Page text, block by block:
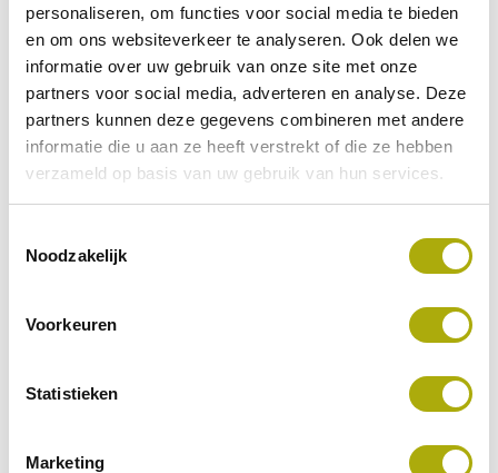
personaliseren, om functies voor social media te bieden
en om ons websiteverkeer te analyseren. Ook delen we
informatie over uw gebruik van onze site met onze
partners voor social media, adverteren en analyse. Deze
partners kunnen deze gegevens combineren met andere
informatie die u aan ze heeft verstrekt of die ze hebben
verzameld op basis van uw gebruik van hun services.
Noodzakelijk
Voorkeuren
Statistieken
Marketing